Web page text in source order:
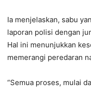
Ia menjelaskan, sabu
laporan polisi dengan
Hal ini menunjukkan
memerangi peredaran
“Semua proses, mulai